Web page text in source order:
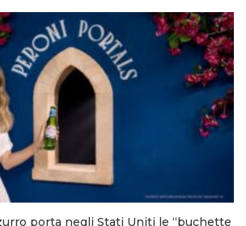
porta negli Stati Uniti le “buchette